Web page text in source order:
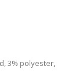
3% polyester,